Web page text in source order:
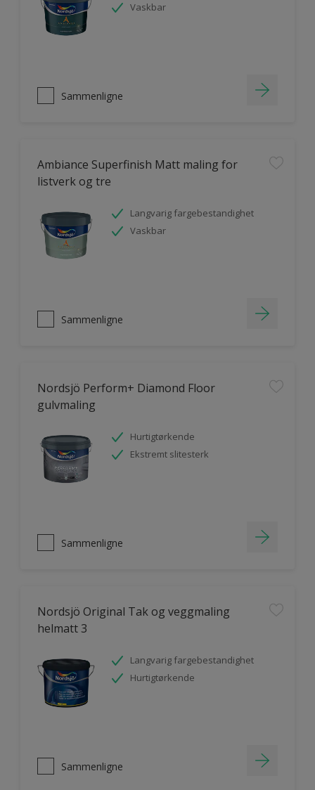
Vaskbar
Sammenligne
Ambiance Superfinish Matt maling for
listverk og tre
Langvarig fargebestandighet
Vaskbar
Sammenligne
Nordsjö Perform+ Diamond Floor
gulvmaling
Hurtigtørkende
Ekstremt slitesterk
Sammenligne
Nordsjö Original Tak og veggmaling
helmatt 3
Langvarig fargebestandighet
Hurtigtørkende
Sammenligne